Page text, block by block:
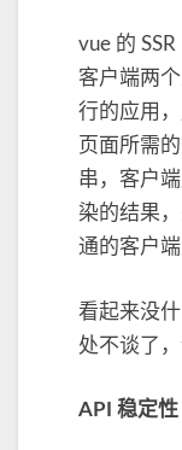
vue 的
客户端两
行的应用
页面所需
串，客户
染的结果
通的客户端
看起来没
处不谈了
API 稳定